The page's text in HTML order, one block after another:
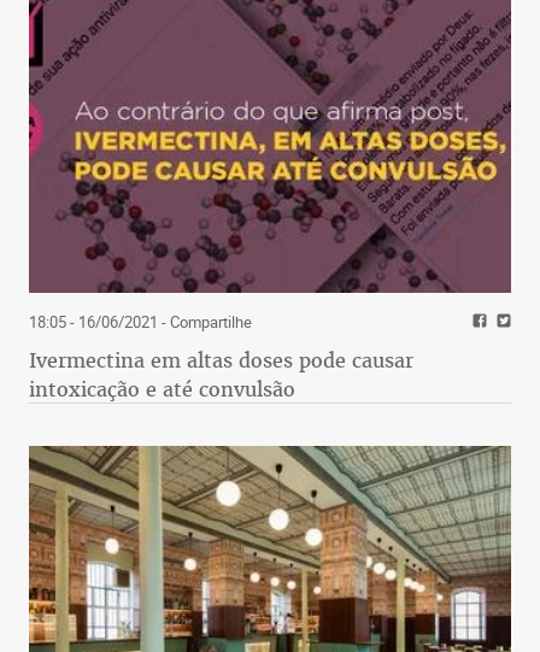
18:05 - 16/06/2021 - Compartilhe
Ivermectina em altas doses pode causar
intoxicação e até convulsão